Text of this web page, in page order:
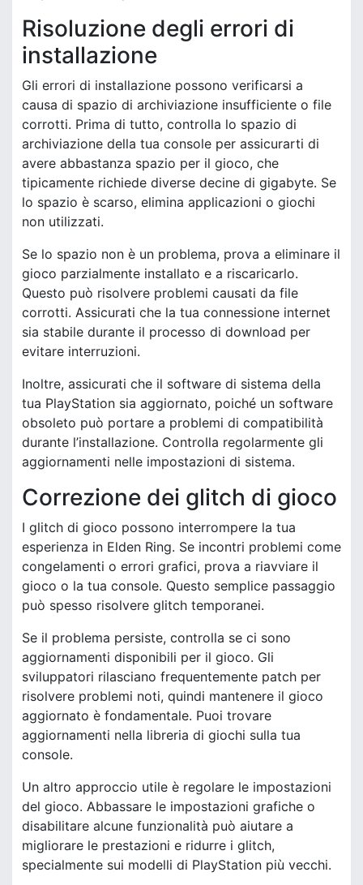
Risoluzione degli errori di
installazione
Gli errori di installazione possono verificarsi a
causa di spazio di archiviazione insufficiente o file
corrotti. Prima di tutto, controlla lo spazio di
archiviazione della tua console per assicurarti di
avere abbastanza spazio per il gioco, che
tipicamente richiede diverse decine di gigabyte. Se
lo spazio è scarso, elimina applicazioni o giochi
non utilizzati.
Se lo spazio non è un problema, prova a eliminare il
gioco parzialmente installato e a riscaricarlo.
Questo può risolvere problemi causati da file
corrotti. Assicurati che la tua connessione internet
sia stabile durante il processo di download per
evitare interruzioni.
Inoltre, assicurati che il software di sistema della
tua PlayStation sia aggiornato, poiché un software
obsoleto può portare a problemi di compatibilità
durante l’installazione. Controlla regolarmente gli
aggiornamenti nelle impostazioni di sistema.
Correzione dei glitch di gioco
I glitch di gioco possono interrompere la tua
esperienza in Elden Ring. Se incontri problemi come
congelamenti o errori grafici, prova a riavviare il
gioco o la tua console. Questo semplice passaggio
può spesso risolvere glitch temporanei.
Se il problema persiste, controlla se ci sono
aggiornamenti disponibili per il gioco. Gli
sviluppatori rilasciano frequentemente patch per
risolvere problemi noti, quindi mantenere il gioco
aggiornato è fondamentale. Puoi trovare
aggiornamenti nella libreria di giochi sulla tua
console.
Un altro approccio utile è regolare le impostazioni
del gioco. Abbassare le impostazioni grafiche o
disabilitare alcune funzionalità può aiutare a
migliorare le prestazioni e ridurre i glitch,
specialmente sui modelli di PlayStation più vecchi.